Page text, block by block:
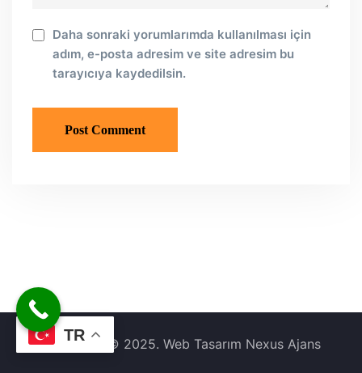
Daha sonraki yorumlarımda kullanılması için
adım, e-posta adresim ve site adresim bu
tarayıcıya kaydedilsin.
Copyright © 2025. Web Tasarım Nexus Ajans
TR